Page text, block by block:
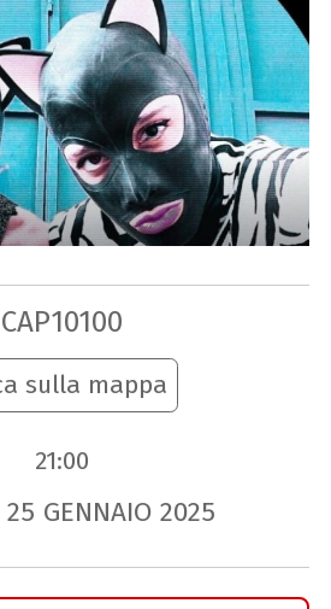
CAP10100
sulla mappa
21:00
25 GENNAIO 2025